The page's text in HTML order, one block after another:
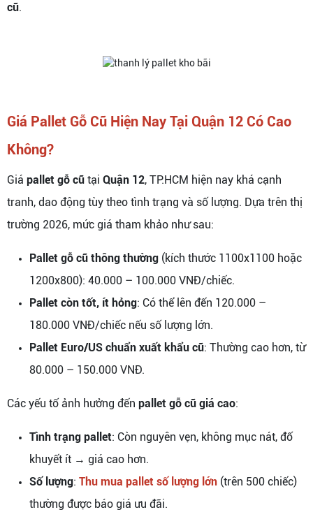
cũ.
Giá Pallet Gỗ Cũ Hiện Nay Tại Quận 12 Có Cao
Không?
Giá pallet gỗ cũ tại Quận 12, TP.HCM hiện nay khá cạnh
tranh, dao động tùy theo tình trạng và số lượng. Dựa trên thị
trường 2026, mức giá tham khảo như sau:
Pallet gỗ cũ thông thường (kích thước 1100x1100 hoặc
1200x800): 40.000 – 100.000 VNĐ/chiếc.
Pallet còn tốt, ít hỏng: Có thể lên đến 120.000 –
180.000 VNĐ/chiếc nếu số lượng lớn.
Pallet Euro/US chuẩn xuất khẩu cũ: Thường cao hơn, từ
80.000 – 150.000 VNĐ.
Các yếu tố ảnh hưởng đến pallet gỗ cũ giá cao:
Tình trạng pallet: Còn nguyên vẹn, không mục nát, đố
khuyết ít → giá cao hơn.
Số lượng: Thu mua pallet số lượng lớn (trên 500 chiếc)
thường được báo giá ưu đãi.